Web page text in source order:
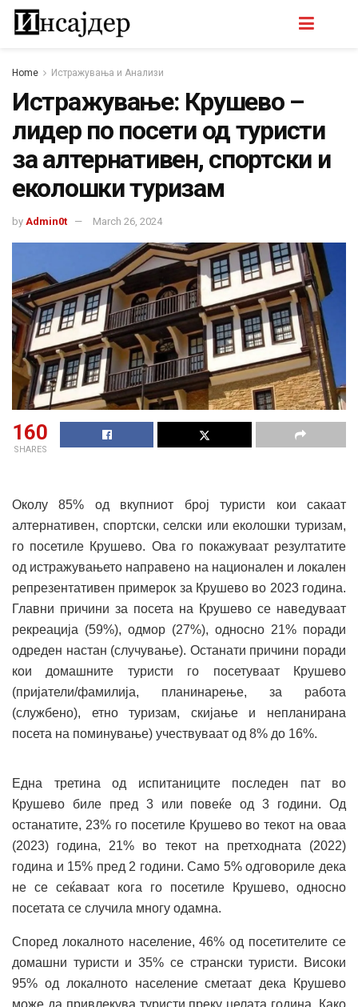
Home Истражувања и Анализи
Истражување: Крушево –
лидер по посети од туристи
за алтернативен, спортски и
еколошки туризам
by Admin0t March 26, 2024
160
SHARES
Околу 85% од вкупниот број туристи кои сакаат
алтернативен, спортски, селски или еколошки туризам,
го посетиле Крушево. Ова го покажуваат резултатите
од истражувањето направено на национален и локален
репрезентативен примерок за Крушево во 2023 година.
Главни причини за посета на Крушево се наведуваат
рекреација (59%), одмор (27%), односно 21% поради
одреден настан (случување). Останати причини поради
кои домашните туристи го посетуваат Крушево
(пријатели/фамилија, планинарење, за работа
(службено), етно туризам, скијање и непланирана
посета на поминување) учествуваат од 8% до 16%.
Една третина од испитаниците последен пат во
Крушево биле пред 3 или повеќе од 3 години. Од
останатите, 23% го посетиле Крушево во текот на оваа
(2023) година, 21% во текот на претходната (2022)
година и 15% пред 2 години. Само 5% одговориле дека
не се сеќаваат кога го посетиле Крушево, односно
посетата се случила многу одамна.
Според локалното население, 46% од посетителите се
домашни туристи и 35% се странски туристи. Високи
95% од локалното население сметаат дека Крушево
може да привлекува туристи преку целата година. Како